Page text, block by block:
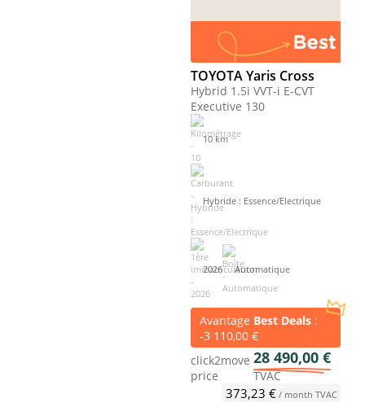
TOYOTA Yaris Cross
Hybrid 1.5i VVT-i E-CVT
Executive 130
10 km
Hybride : Essence/Electrique
2026 Automatique
Avantage Best Deals :
-3 110,00 €
click2move
price
28 490,00 €
TVAC
373,23 €/ month TVAC